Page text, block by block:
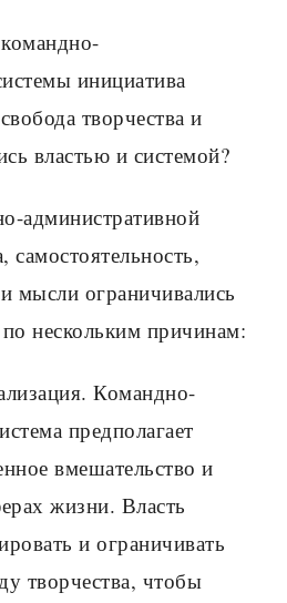
инициатива
творчества и
властью и системой?
административной
самостоятельность,
мысли ограничивались
нескольким причинам:
Командно-
предполагает
вмешательство и
жизни. Власть
и ограничивать
творчества, чтобы